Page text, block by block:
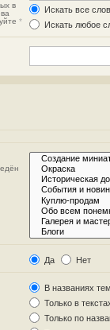
в
*
Искать все
Искать любое
Да Нет
В названиях
Только в
Только по